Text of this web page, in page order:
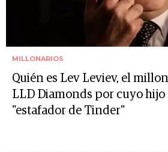
MILLONARIOS
Quién es Lev Leviev, el
LLD Diamonds por cuyo hijo
"estafador de Tinder"